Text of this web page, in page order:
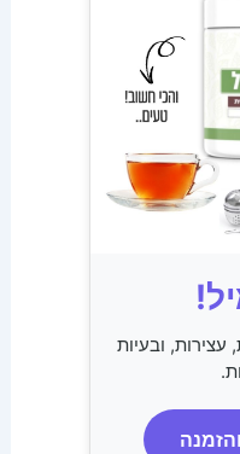
ובעיות